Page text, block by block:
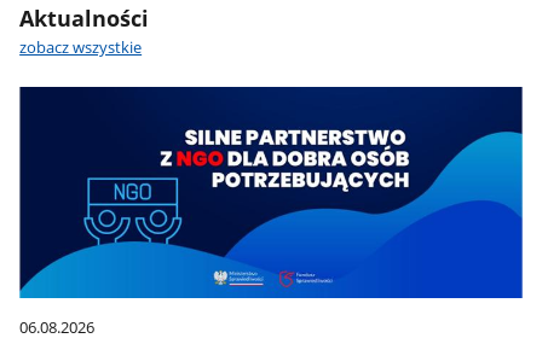
Aktualności
zobacz wszystkie
06.08.2026